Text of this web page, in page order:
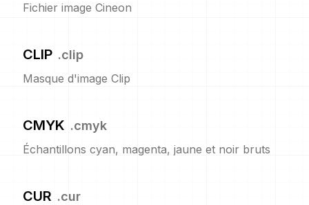
Fichier image Cineon
CLIP .clip
Masque d'image Clip
CMYK .cmyk
Échantillons cyan, magenta, jaune et noir bruts
CUR .cur